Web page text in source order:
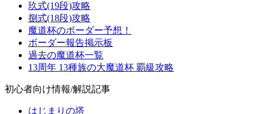
玖式(19段)攻略
捌式(18段)攻略
魔道杯のボーダー予想！
ボーダー報告掲示板
過去の魔道杯一覧
13周年 13種族の大魔道杯 覇級攻略
初心者向け情報/解説記事
はじまりの塔